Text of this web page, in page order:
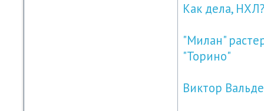
Как дела,
"Милан"
"Торино"
Виктор